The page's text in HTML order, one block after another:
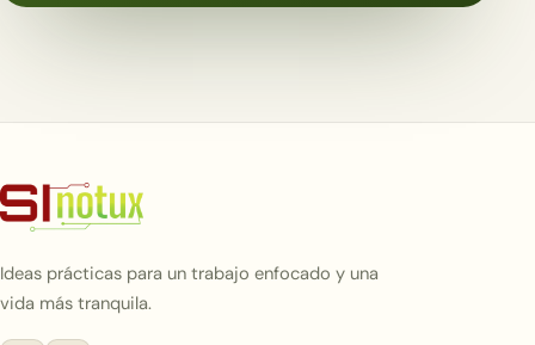
Ideas prácticas para un trabajo enfocado y una
vida más tranquila.